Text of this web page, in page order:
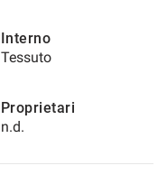
Interno
Tessuto
Proprietari
n.d.